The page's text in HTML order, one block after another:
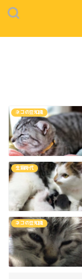
ネコの豆知識
生猫時代
ネコの豆知識